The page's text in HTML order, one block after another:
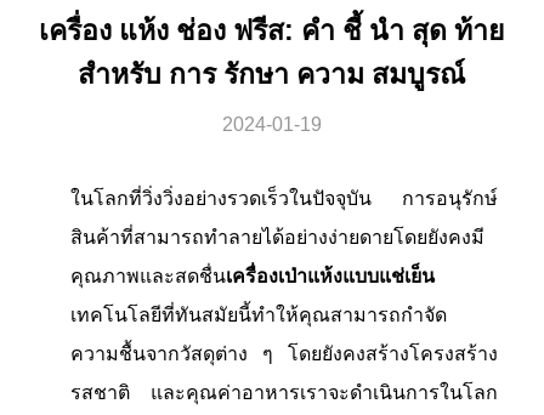
เครื่อง แห้ง ช่อง ฟรีส: คํา ชี้ นํา สุด ท้าย
สําหรับ การ รักษา ความ สมบูรณ์
2024-01-19
ในโลกที่วิ่งวิ่งอย่างรวดเร็วในปัจจุบัน การอนุรักษ์
สินค้าที่สามารถทําลายได้อย่างง่ายดายโดยยังคงมี
คุณภาพและสดชื่นเครื่องเป่าแห้งแบบแช่เย็น
เทคโนโลยีที่ทันสมัยนี้ทําให้คุณสามารถกําจัด
ความชื้นจากวัสดุต่าง ๆ โดยยังคงสร้างโครงสร้าง
รสชาติ และคุณค่าอาหารเราจะดําเนินการในโลก